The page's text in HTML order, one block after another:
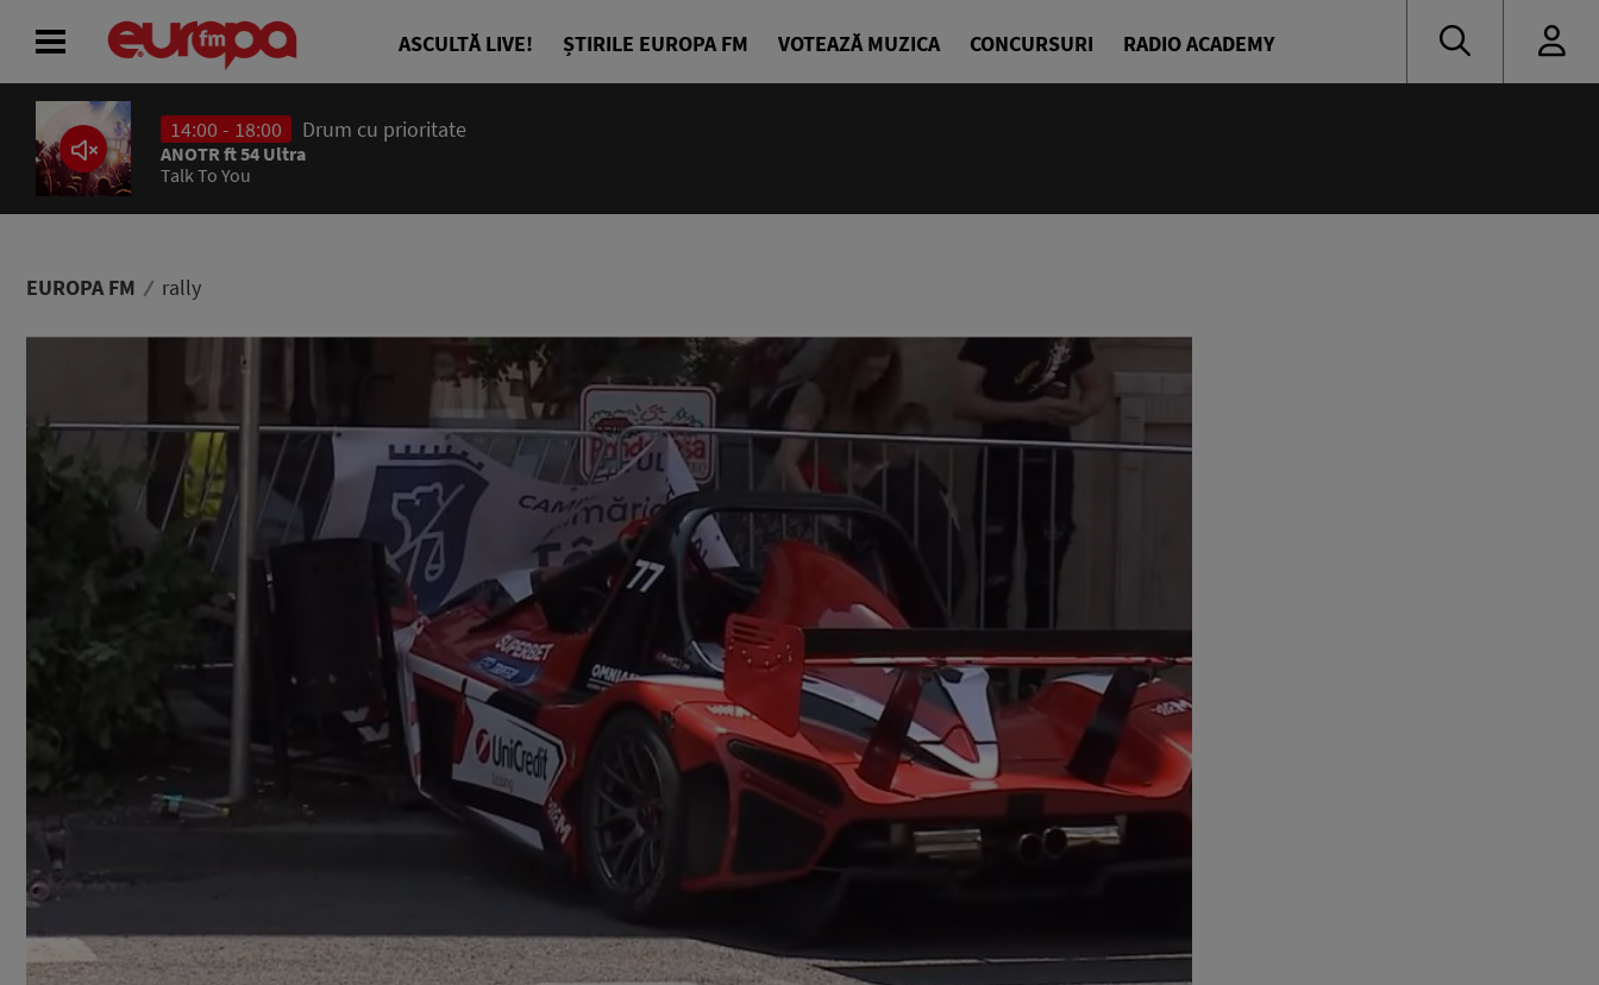
ASCULTĂ LIVE! ȘTIRILE EUROPA FM VOTEAZĂ MUZICA CONCURSURI RADIO ACADEMY
14:00 - 18:00 Drum cu prioritate
ANOTR ft 54 Ultra
Talk To You
EUROPA FM rally
ACASĂ
ȘTIRI
ASCULTĂ LIVE